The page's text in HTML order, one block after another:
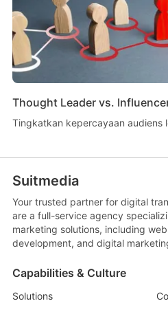
Thought Leader vs.
Tingkatkan kepercayaan
Suitmedia
Your trusted partner for digital
are a full-service agency
marketing solutions, including
development, and digital
Capabilities & Culture
Solutions